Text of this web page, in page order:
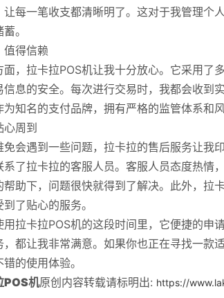
让每一笔收支都清晰明了。这对于我管理个
。
值得信赖
面，拉卡拉POS机让我十分放心。它采用了
信息的安全。每次进行交易时，我都会收到
为知名的支付品牌，拥有严格的监管体系和
周到
免会遇到一些问题，拉卡拉的售后服务让我
系了拉卡拉的客服人员。客服人员态度热情
帮助下，问题很快就得到了解决。此外，拉
了贴心的服务。
用拉卡拉POS机的这段时间里，它便捷的申
，都让我非常满意。如果你也正在寻找一款
的使用体验。
POS机原创内容转载请标明出: https://